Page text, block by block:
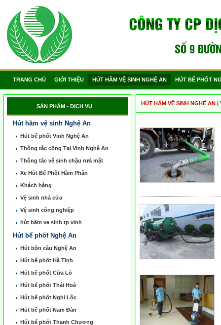
TRANG CHỦ GIỚI THIỆU HÚT HẦM VỆ SINH NGHỆ AN HÚT BỂ PHỐT
SẢN PHẨM - DỊCH VỤ
Hút hầm vệ sinh Nghệ An
Hút bể phốt Vinh Nghệ An
Thông tắc cống Tại Vinh Nghệ An
Thông tắc vệ sinh chậu rưả mặt
Xe Hút Bể Phốt Hầm Phân
Khách hàng
Vệ sinh nhà cửa
Vệ sinh công nghiệp
hút hầm vẹ sinh tp vinh
Hút bể phốt Nghệ An
Hút bồn cầu Nghệ An
Hút bể phốt Hà Tĩnh
Hút bể phốt Cửa Lò
Hút bể phốt Thái Hoà
Hút bể phốt Nghi Lộc
Hút bể phốt Nam Đàn
Hút bể phốt Thanh Chương
HÚT HẦM VỆ SINH NGHỆ AN|